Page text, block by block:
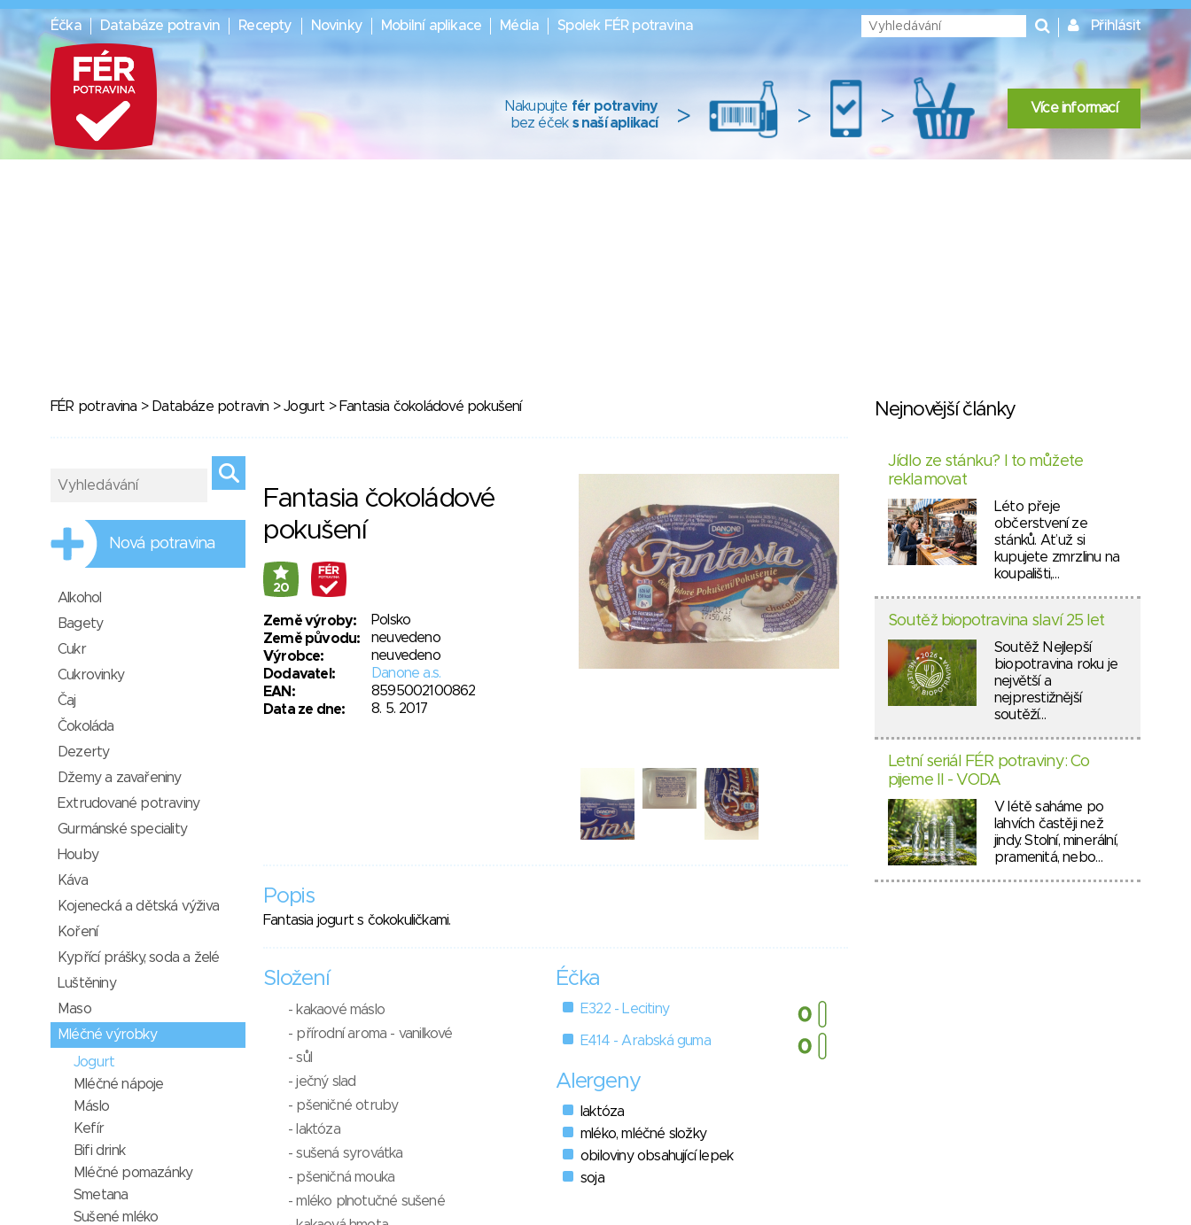
Éčka Databáze potravin Recepty Novinky Mobilní aplikace Média Spolek FÉR potravina Přihlásit
Nakupujte fér potraviny
bez éček s naší aplikací > > > Více informací
FÉR potravina > Databáze potravin >Jogurt > Fantasia čokoládové pokušení
Fantasia čokoládové
pokušení
20
Země výroby:
Polsko
Země původu:
neuvedeno
Výrobce:
neuvedeno
Dodavatel:
Danone a.s.
EAN:
8595002100862
Data ze dne:
8. 5. 2017
Popis
Fantasia jogurt s čokokuličkami.
Složení
- kakaové máslo
- přírodní aroma - vanilkové
- sůl
- ječný slad
- pšeničné otruby
- laktóza
- sušená syrovátka
- pšeničná mouka
- mléko plnotučné sušené
Éčka
E322 - Lecitiny
E414 - Arabská guma
Alergeny
laktóza
mléko, mléčné složky
obiloviny obsahující lepek
soja
Nová potravina
Alkohol
Bagety
Cukr
Cukrovinky
Čaj
Čokoláda
Dezerty
Džemy a zavařeniny
Extrudované potraviny
Gurmánské speciality
Houby
Káva
Kojenecká a dětská výživa
Koření
Kypřící prášky, soda a želé
Luštěniny
Maso
Mléčné výrobky
Jogurt
Mléčné nápoje
Máslo
Kefír
Bifi drink
Mléčné pomazánky
Smetana
Sušené mléko
Nejnovější články
Jídlo ze stánku? I to můžete
reklamovat
Léto přeje
občerstvení ze
stánků. Ať už si
kupujete zmrzlinu na
koupališti,…
Soutěž biopotravina slaví 25 let
Soutěž Nejlepší
biopotravina roku je
největší a
nejprestižnější
soutěží…
Letní seriál FÉR potraviny: Co
pijeme II - VODA
V létě saháme po
lahvích častěji než
jindy. Stolní, minerální,
pramenitá, nebo…